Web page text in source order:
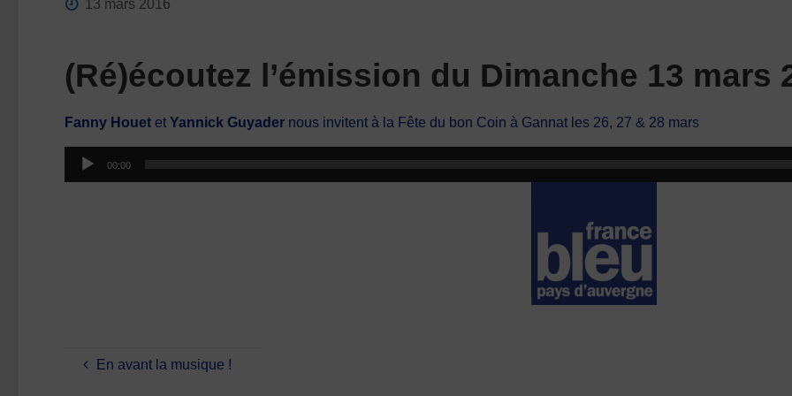
13 mars 2016
(Ré)écoutez l’émission du Dimanche 13 mars
Fanny Houet etYannick Guyader nous invitent à la Fête du bon Coin à Gannat les 26, 27 & 28 mars
Lecteur
audio
00:00
En avant la musique !